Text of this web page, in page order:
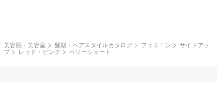
美容院・美容室 髪型・ヘアスタイルカタログ フェミニン
サイドアッ
プ
レッド・ピンク ベリーショート